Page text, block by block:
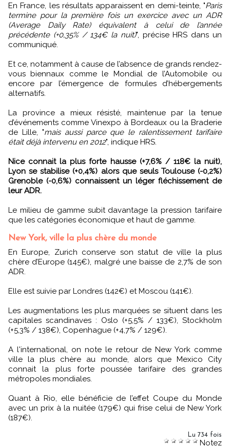
En France, les résultats apparaissent en demi-teinte, "Paris
termine pour la première fois un exercice avec un ADR
(Average Daily Rate) équivalent à celui de l’année
précédente (+0,35% / 134€ la nuit)", précise HRS dans un
communiqué.
Et ce, notamment à cause de l’absence de grands rendez-
vous biennaux comme le Mondial de l’Automobile ou
encore par l’émergence de formules d’hébergements
alternatifs.
La province a mieux résisté, maintenue par la tenue
d’événements comme Vinexpo à Bordeaux ou la Braderie
de Lille, "mais aussi parce que le ralentissement tarifaire
était déjà intervenu en 2012", indique HRS.
Nice connait la plus forte hausse (+7,6% / 118€ la nuit),
Lyon se stabilise (+0,4%) alors que seuls Toulouse (-0,2%)
Grenoble (-0,6%) connaissent un léger fléchissement de
leur ADR.
Le milieu de gamme subit davantage la pression tarifaire
que les catégories économique et haut de gamme.
New York, ville la plus chère du monde
En Europe, Zurich conserve son statut de ville la plus
chère d’Europe (145€), malgré une baisse de 2,7% de son
ADR.
Elle est suivie par Londres (142€) et Moscou (141€).
Les augmentations les plus marquées se situent dans les
capitales scandinaves : Oslo (+5,5% / 133€), Stockholm
(+5,3% / 138€), Copenhague (+4,7% / 129€).
A l'international, on note le retour de New York comme
ville la plus chère au monde, alors que Mexico City
connait la plus forte poussée tarifaire des grandes
métropoles mondiales.
Quant à Rio, elle bénéficie de l’effet Coupe du Monde
avec un prix à la nuitée (179€) qui frise celui de New York
(187€).
Lu 734 fois
Notez